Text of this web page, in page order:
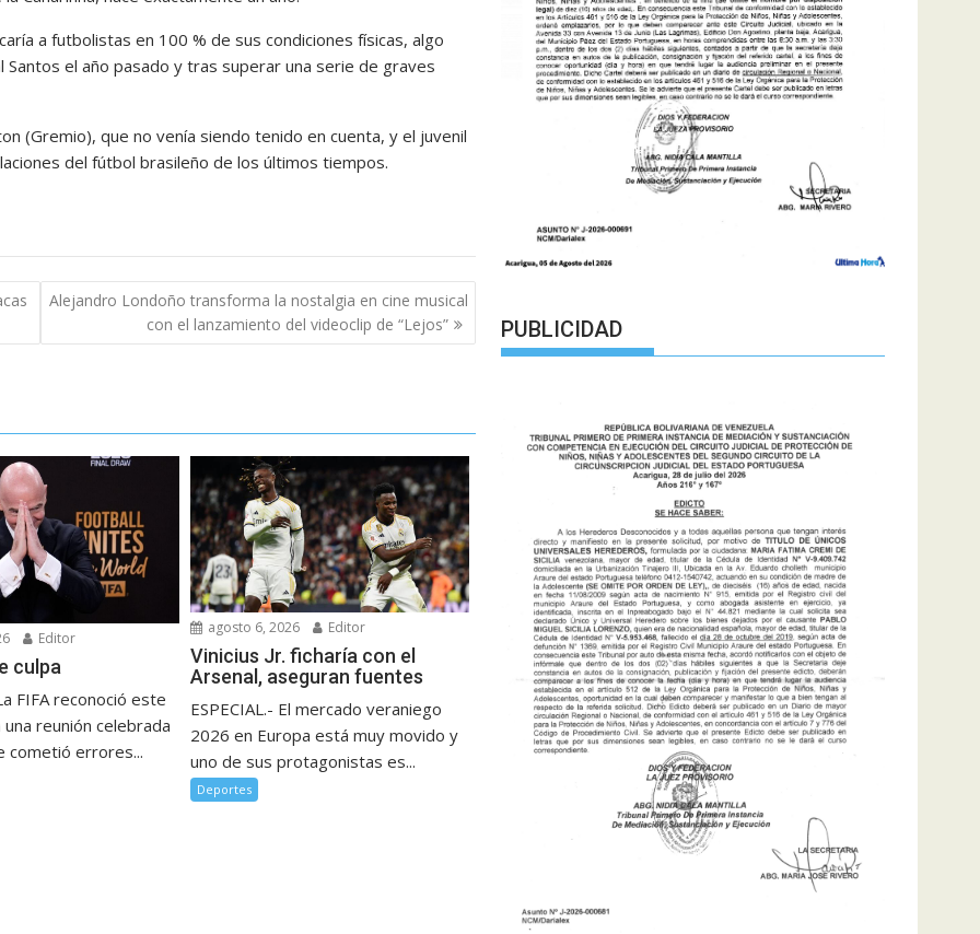
a futbolistas en 100 % de sus condiciones físicas, algo
el año pasado y tras superar una serie de graves
(Gremio), que no venía siendo tenido en cuenta, y el juvenil
del fútbol brasileño de los últimos tiempos.
Alejandro Londoño transforma la nostalgia en cine musical
con el lanzamiento del videoclip de “Lejos”
Editor
culpa
FIFA reconoció este
reunión celebrada
cometió errores...
agosto 6, 2026 Editor
Vinicius Jr. ficharía con el
Arsenal, aseguran fuentes
ESPECIAL.- El mercado veraniego
2026 en Europa está muy movido y
uno de sus protagonistas es...
Deportes
PUBLICIDAD